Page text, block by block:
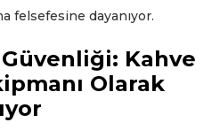
felsefesine dayanıyor.
Kahve
Olarak